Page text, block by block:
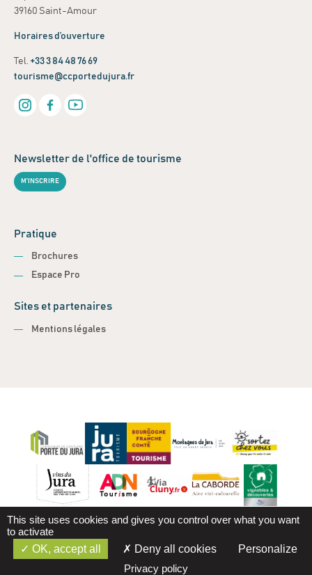
39160 Saint-Amour
Horaires d’ouverture
Tel. +33 3 84 48 76 69
tourisme@ccportedujura.fr
Newsletter de l'office de tourisme
M'INSCRIRE
Pratique
Brochures
Espace Pro
Sites et partenaires
Mentions légales
Mentions légales
This site uses cookies and gives you control over what you want
to activate
OK, accept all
Deny all cookies
Personalize
Privacy policy